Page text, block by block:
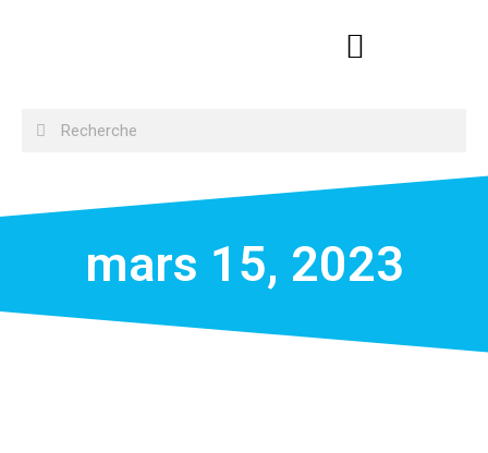
mars 15, 2023